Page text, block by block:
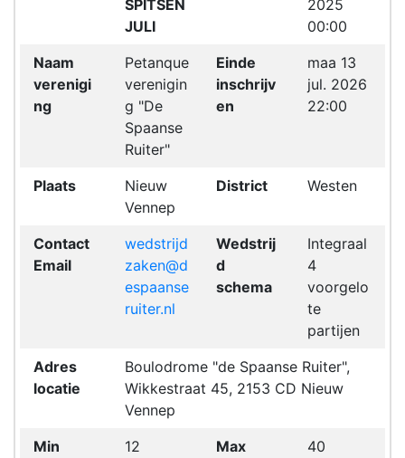
SPITSEN
JULI
2025
00:00
Naam
verenigi
ng
Petanque
verenigin
g "De
Spaanse
Ruiter"
Einde
inschrijv
en
maa 13
jul. 2026
22:00
Plaats
Nieuw
Vennep
District Westen
Contact
Email
wedstrijd
zaken@d
espaanse
ruiter.nl
Wedstrij
d
schema
Integraal
4
voorgelo
te
partijen
Adres
locatie
Boulodrome "de Spaanse Ruiter",
Wikkestraat 45, 2153 CD Nieuw
Vennep
Min
12
Max
40